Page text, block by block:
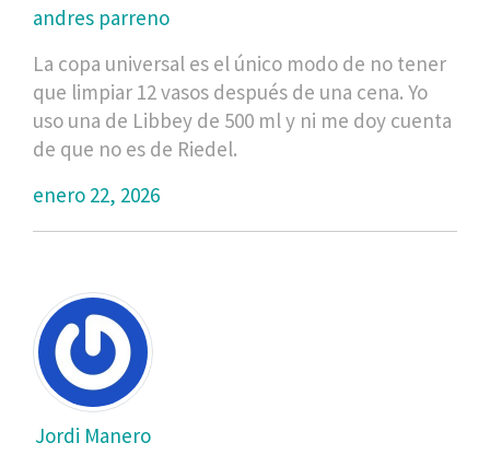
andres parreno
La copa universal es el único modo de no tener
que limpiar 12 vasos después de una cena. Yo
uso una de Libbey de 500 ml y ni me doy cuenta
de que no es de Riedel.
enero 22, 2026
Jordi Manero